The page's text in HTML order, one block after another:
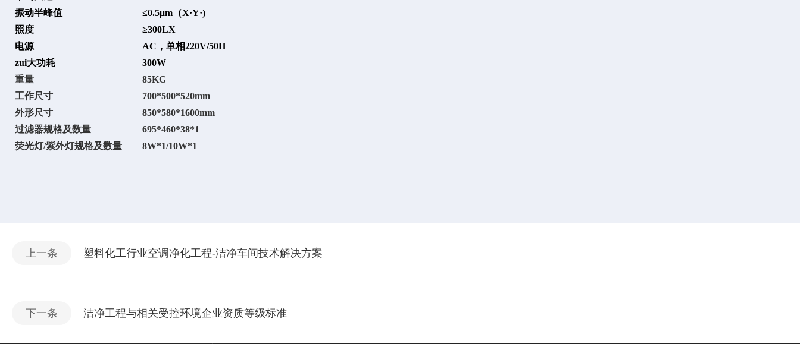
振动半峰值
≤0.5μm（X·Y·)
照度
≥300LX
电源
AC，单相220V/50H
zui大功耗
300W
重量
85KG
工作尺寸
700*500*520mm
外形尺寸
850*580*1600mm
过滤器规格及数量
695*460*38*1
荧光灯/紫外灯规格及数量
8W*1/10W*1
上一条 塑料化工行业空调净化工程-洁净车间技术解决方案
下一条 洁净工程与相关受控环境企业资质等级标准